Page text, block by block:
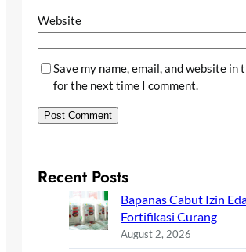
Website
Save my name, email, and website in
for the next time I comment.
Recent Posts
Bapanas Cabut Izin
Fortifikasi Curang
August 2, 2026